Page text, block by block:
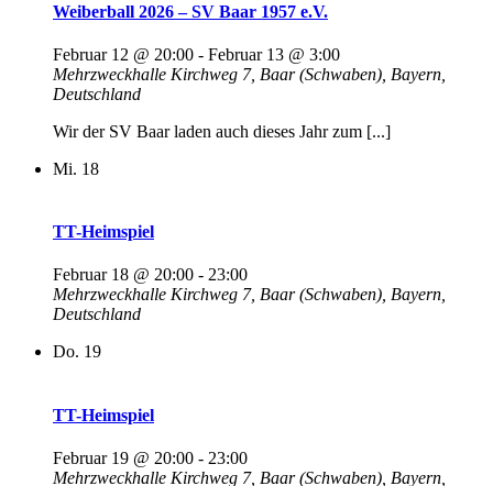
Weiberball 2026 – SV Baar 1957 e.V.
Februar 12 @ 20:00 - Februar 13 @ 3:00
Mehrzweckhalle Kirchweg 7, Baar (Schwaben), Bayern,
Deutschland
Wir der SV Baar laden auch dieses Jahr zum [...]
Mi. 18
TT-Heimspiel
Februar 18 @ 20:00 - 23:00
Mehrzweckhalle Kirchweg 7, Baar (Schwaben), Bayern,
Deutschland
Do. 19
TT-Heimspiel
Februar 19 @ 20:00 - 23:00
Mehrzweckhalle Kirchweg 7, Baar (Schwaben), Bayern,